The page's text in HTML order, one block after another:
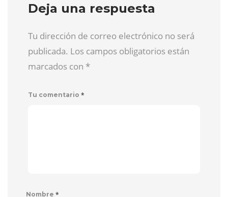
Deja una respuesta
Tu dirección de correo electrónico no será
publicada. Los campos obligatorios están
marcados con *
Tu comentario *
Nombre *